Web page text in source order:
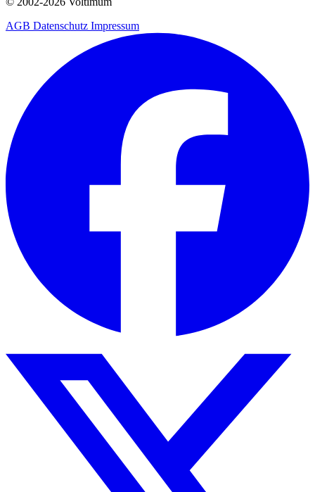
AGB Datenschutz Impressum